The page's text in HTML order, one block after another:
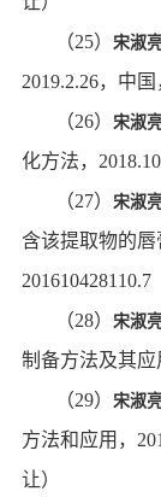
（25） 宋淑
2019.2.26，中国
（26） 宋淑
化方法，
（27） 宋淑
含该提取物的唇
201610428110.7
（28） 宋淑
制备方法及其应
（29） 宋淑
方法和应用，
让）